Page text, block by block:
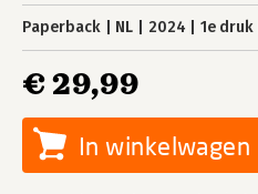
Paperback NL 2024 1e druk
€ 29,99
In winkelwagen